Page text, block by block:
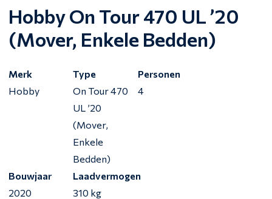
Hobby On Tour 470 UL ’20
(Mover, Enkele Bedden)
Merk
Hobby
Type
On Tour 470
UL ’20
(Mover,
Enkele
Bedden)
Personen
4
Bouwjaar
2020
Laadvermogen
310 kg